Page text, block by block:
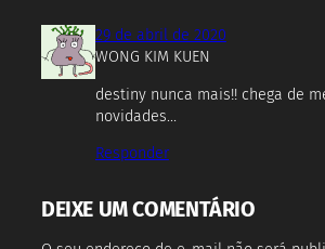
29 de abril de 2020
WONG KIM KUEN
destiny nunca mais!! chega de
novidades…
Responder
DEIXE UM COMENTÁRIO